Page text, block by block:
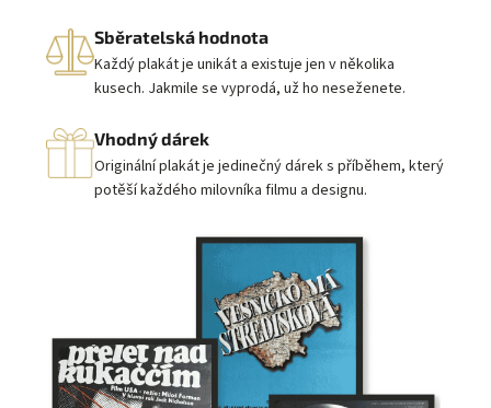
Sběratelská hodnota
Každý plakát je unikát a existuje jen v několika
kusech. Jakmile se vyprodá, už ho neseženete.
Vhodný dárek
Originální plakát je jedinečný dárek s příběhem, který
potěší každého milovníka filmu a designu.